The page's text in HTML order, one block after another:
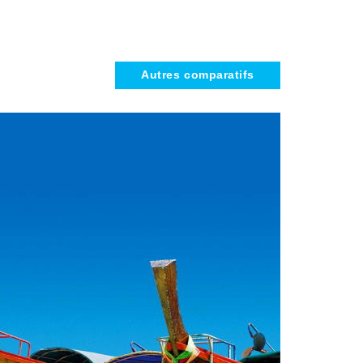
Autres comparatifs